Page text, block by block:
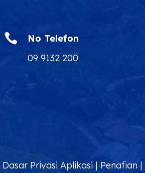

No Telefon
09 9132 200
Dasar Privasi Aplikasi| Penafian|